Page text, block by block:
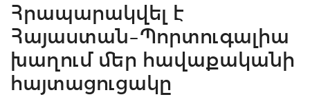
Հրապարակվել է
Հայաստան–Պորտուգալիա
խաղում մեր հավաքականի
հայտացուցակը